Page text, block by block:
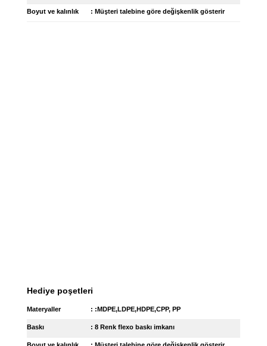
Boyut ve kalınlık : Müşteri talebine göre değişkenlik gösterir
Hediye poşetleri
Materyaller : :MDPE,LDPE,HDPE,CPP, PP
Baskı : 8 Renk flexo baskı imkanı